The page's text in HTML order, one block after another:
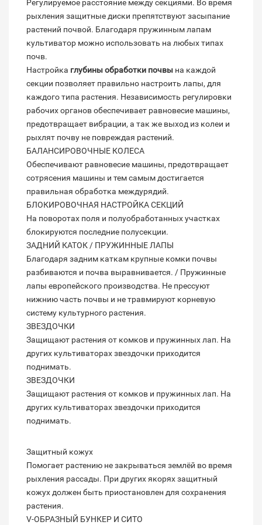
Регулируемое расстояние между секциями. Во время
рыхления защитные диски препятствуют засыпание
растений почвой. Благодаря пружинным лапам
культиватор можно использовать на любых типах
почв.
Настройка глубины обработки почвы на каждой
секции позволяет правильно настроить лапы, для
каждого типа растения. Независимость регулировки
рабочих органов обеспечивает равновесие машины,
предотвращает вибрации, а так же выход из колеи и
рыхлят почву не повреждая растений.
БАЛАНСИРОВОЧНЫЕ КОЛЕСА
Обеспечивают равновесие машины, предотвращает
сотрясения машины и тем самым достигается
правильная обработка междурядий.
БЛОКИРОВОЧНАЯ НАСТРОЙКА СЕКЦИЙ
На поворотах поля и полуобработанных участках
блокируются последние полусекции.
ЗАДНИЙ КАТОК / ПРУЖИННЫЕ ЛАПЫ
Благодаря задним каткам крупные комки почвы
разбиваются и почва выравнивается. / Пружинные
лапы европейского производства. Не прессуют
нижнию часть почвы и не травмируют корневую
систему культурного растения.
ЗВЕЗДОЧКИ
Защищают растения от комков и пружинных лап. На
других культиваторах звездочки приходится
поднимать.
ЗВЕЗДОЧКИ
Защищают растения от комков и пружинных лап. На
других культиваторах звездочки приходится
поднимать.
Защитный кожух
Помогает растению не закрываться землёй во время
рыхления рассады. При других якорях защитный
кожух должен быть приостановлен для сохранения
растения.
V-ОБРАЗНЫЙ БУНКЕР И СИТО